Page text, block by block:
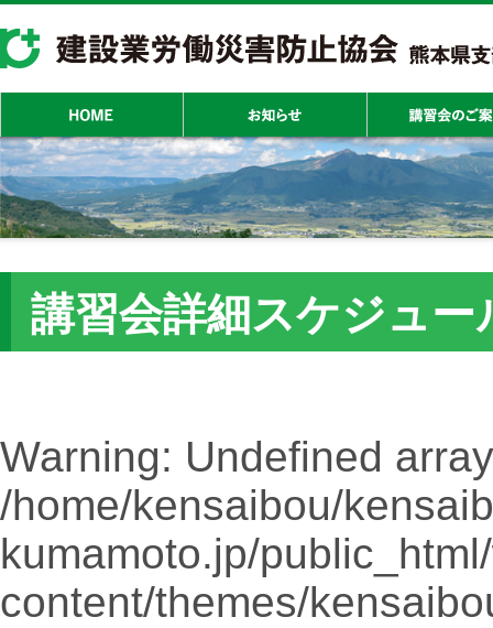
講習会詳細スケジュー
Warning: Undefined
/home/kensaibou/
kumamoto.jp/
content/themes/